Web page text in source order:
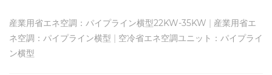
産業用省エネ空調：パイプライン横型22KW-35KW | 産業用省エ
ネ空調：パイプライン横型 | 空冷省エネ空調ユニット：パイプライ
ン横型